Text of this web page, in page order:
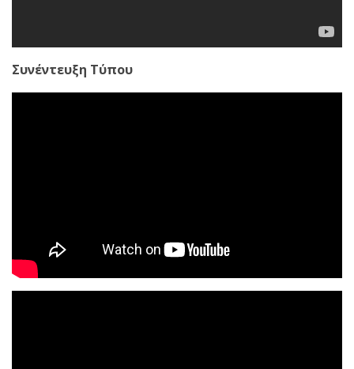
Συνέντευξη Τύπου